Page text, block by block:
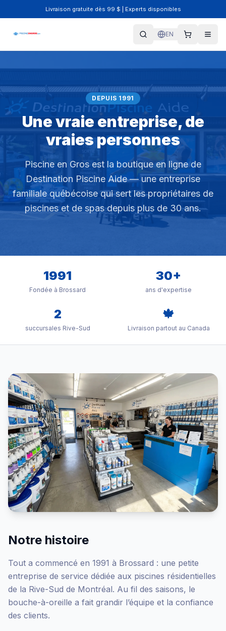
Livraison gratuite dès 99 $ | Experts disponibles
EN
DEPUIS 1991
Une vraie entreprise, de
vraies personnes
Piscine en Gros est la boutique en ligne de
Destination Piscine Aide — une entreprise
familiale québécoise qui sert les propriétaires de
piscines et de spas depuis plus de 30 ans.
1991
Fondée à Brossard
30+
ans d'expertise
2
succursales Rive-Sud
🍁
Livraison partout au Canada
Notre histoire
Tout a commencé en 1991 à Brossard : une petite
entreprise de service dédiée aux piscines résidentielles
de la Rive-Sud de Montréal. Au fil des saisons, le
bouche-à-oreille a fait grandir l’équipe et la confiance
des clients.